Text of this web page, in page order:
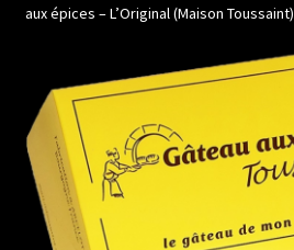
aux épices – L’Original (Maison Toussaint)